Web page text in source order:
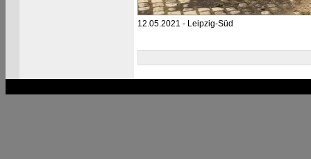
12.05.2021 - Leipzig-Süd